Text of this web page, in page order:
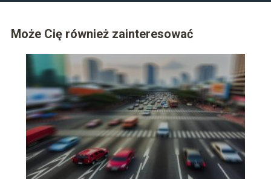
Może Cię również zainteresować